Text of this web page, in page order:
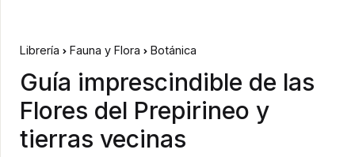
Librería Fauna y Flora Botánica
Guía imprescindible de las
Flores del Prepirineo y
tierras vecinas